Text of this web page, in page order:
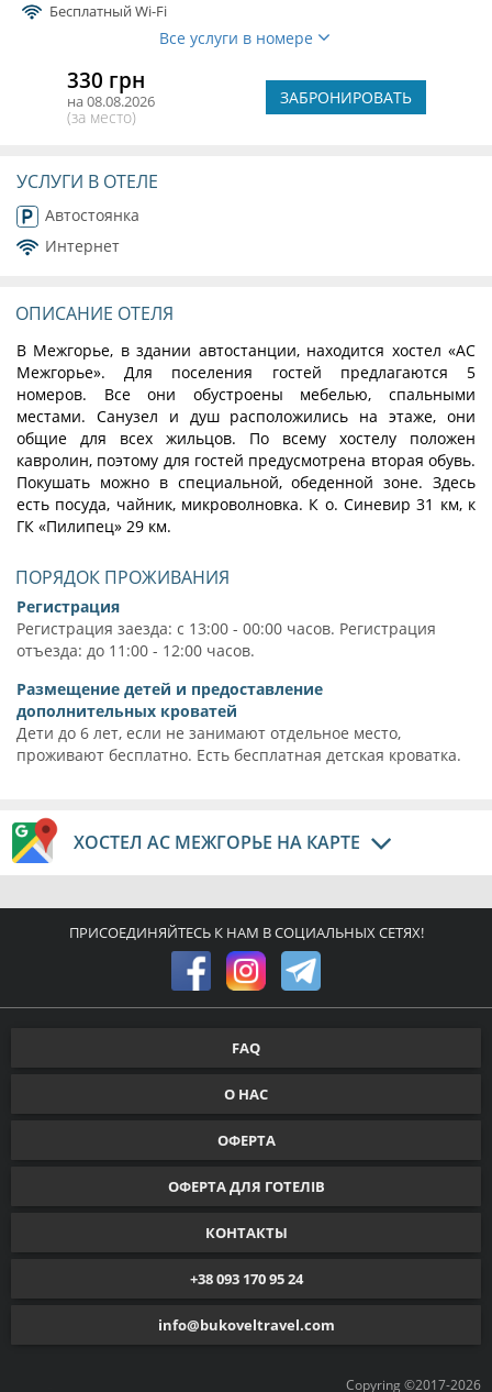
Бесплатный Wi-Fi
Все услуги в номере
330 грн
на 08.08.2026
(за место)
ЗАБРОНИРОВАТЬ
УСЛУГИ В ОТЕЛЕ
Автостоянка
Интернет
ОПИСАНИЕ ОТЕЛЯ
В Межгорье, в здании автостанции, находится хостел «АС
Межгорье». Для поселения гостей предлагаются 5
номеров. Все они обустроены мебелью, спальными
местами. Санузел и душ расположились на этаже, они
общие для всех жильцов. По всему хостелу положен
кавролин, поэтому для гостей предусмотрена вторая обувь.
Покушать можно в специальной, обеденной зоне. Здесь
есть посуда, чайник, микроволновка. К о. Синевир 31 км, к
ГК «Пилипец» 29 км.
ПОРЯДОК ПРОЖИВАНИЯ
Регистрация
Регистрация заезда: с 13:00 - 00:00 часов. Регистрация
отъезда: до 11:00 - 12:00 часов.
Размещение детей и предоставление
дополнительных кроватей
Дети до 6 лет, если не занимают отдельное место,
проживают бесплатно. Есть бесплатная детская кроватка.
ХОСТЕЛ АС МЕЖГОРЬЕ НА КАРТЕ
ПРИСОЕДИНЯЙТЕСЬ К НАМ В СОЦИАЛЬНЫХ СЕТЯХ!
Copyring ©2017-2026
FAQ
О НАС
ОФЕРТА
ОФЕРТА ДЛЯ ГОТЕЛІВ
КОНТАКТЫ
+38 093 170 95 24
info@bukoveltravel.com